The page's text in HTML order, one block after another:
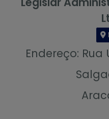
Endereço: Rua